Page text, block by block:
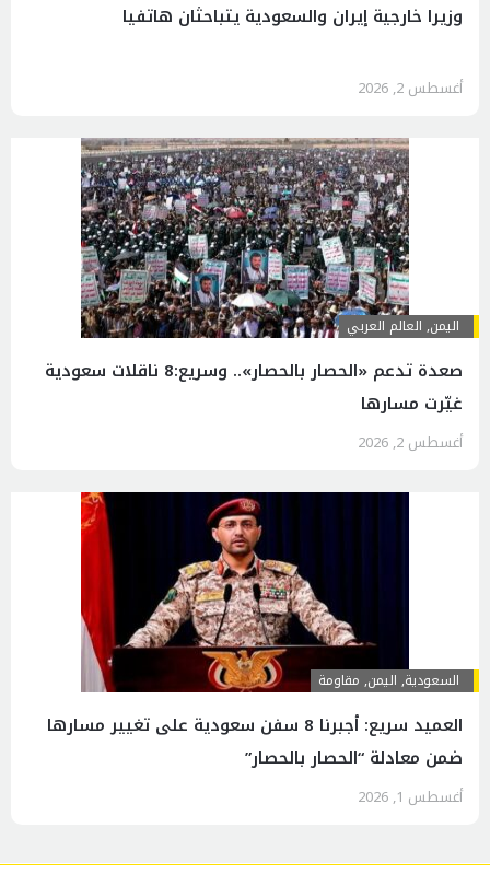
وزيرا خارجية إيران والسعودية یتباحثان هاتفيا
أغسطس 2, 2026
اليمن, العالم العربي
صعدة تدعم «الحصار بالحصار».. وسريع:8 ناقلات سعودية
غيّرت مسارها
أغسطس 2, 2026
السعودية, اليمن, مقاومة
العميد سريع: أجبرنا 8 سفن سعودية على تغيير مسارها
ضمن معادلة “الحصار بالحصار”
أغسطس 1, 2026